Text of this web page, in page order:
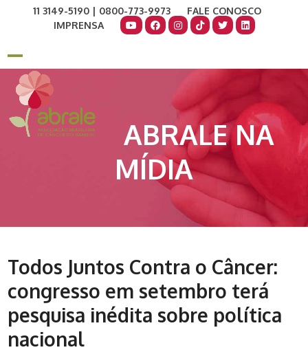
11 3149-5190 | 0800-773-9973
FALE CONOSCO
IMPRENSA
Open
mobile
menu
Close
mobile
menu
ABRALE NA
MÍDIA
Todos Juntos Contra o Câncer:
congresso em setembro terá
pesquisa inédita sobre política
nacional